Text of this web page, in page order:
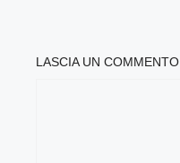
LASCIA UN COMMENTO